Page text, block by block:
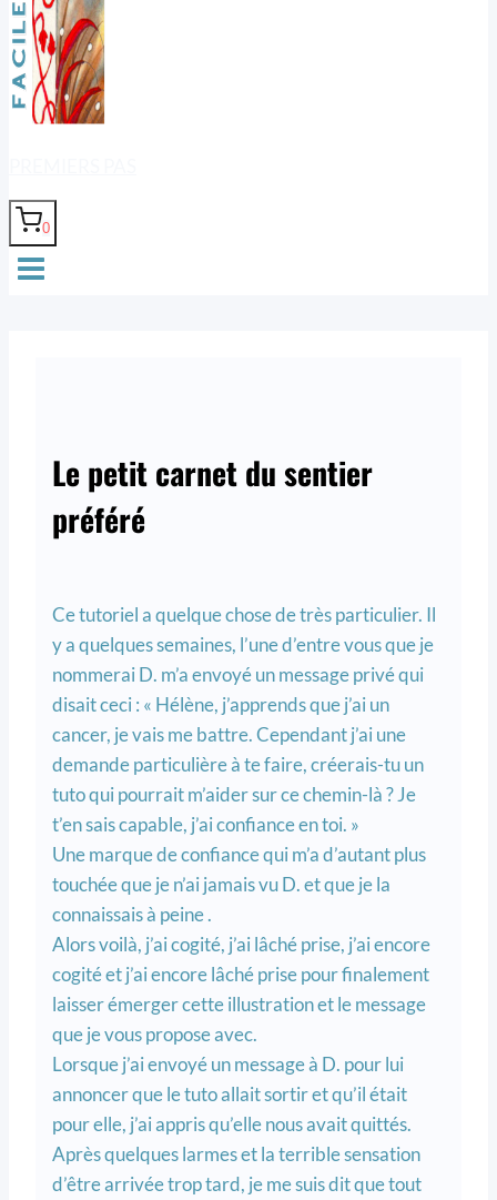
0
Le petit carnet du sentier
préféré
Ce tutoriel a quelque chose de très particulier. Il
y a quelques semaines, l’une d’entre vous que je
nommerai D. m’a envoyé un message privé qui
disait ceci : « Hélène, j’apprends que j’ai un
cancer, je vais me battre. Cependant j’ai une
demande particulière à te faire, créerais-tu un
tuto qui pourrait m’aider sur ce chemin-là ? Je
t’en sais capable, j’ai confiance en toi. »
Une marque de confiance qui m’a d’autant plus
touchée que je n’ai jamais vu D. et que je la
connaissais à peine .
Alors voilà, j’ai cogité, j’ai lâché prise, j’ai encore
cogité et j’ai encore lâché prise pour finalement
laisser émerger cette illustration et le message
que je vous propose avec.
Lorsque j’ai envoyé un message à D. pour lui
annoncer que le tuto allait sortir et qu’il était
pour elle, j’ai appris qu’elle nous avait quittés.
Après quelques larmes et la terrible sensation
d’être arrivée trop tard, je me suis dit que tout